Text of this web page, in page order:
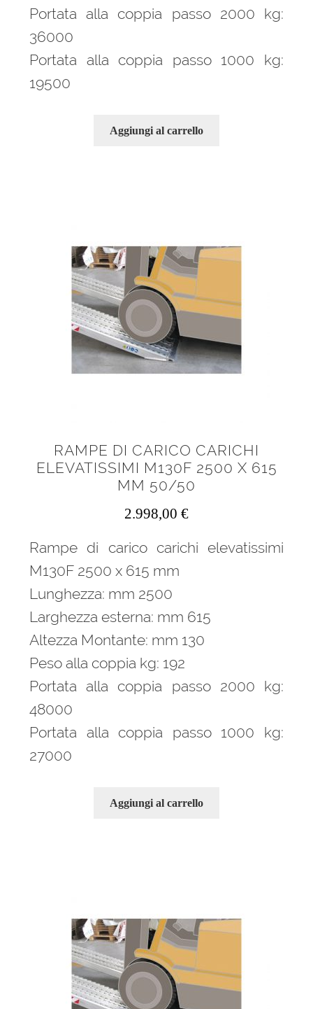
Portata alla coppia passo 2000 kg:
36000
Portata alla coppia passo 1000 kg:
19500
Aggiungi al carrello
RAMPE DI CARICO CARICHI
ELEVATISSIMI M130F 2500 X 615
MM 50/50
2.998,00 €
Rampe di carico carichi elevatissimi
M130F 2500 x 615 mm
Lunghezza: mm 2500
Larghezza esterna: mm 615
Altezza Montante: mm 130
Peso alla coppia kg: 192
Portata alla coppia passo 2000 kg:
48000
Portata alla coppia passo 1000 kg:
27000
Aggiungi al carrello